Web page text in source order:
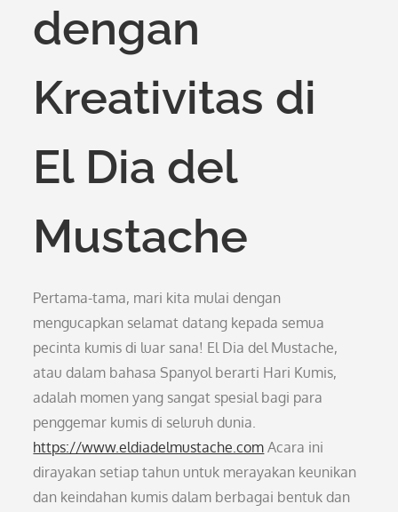
dengan
Kreativitas di
El Dia del
Mustache
Pertama-tama, mari kita mulai dengan
mengucapkan selamat datang kepada semua
pecinta kumis di luar sana! El Dia del Mustache,
atau dalam bahasa Spanyol berarti Hari Kumis,
adalah momen yang sangat spesial bagi para
penggemar kumis di seluruh dunia.
https://www.eldiadelmustache.com Acara ini
dirayakan setiap tahun untuk merayakan keunikan
dan keindahan kumis dalam berbagai bentuk dan